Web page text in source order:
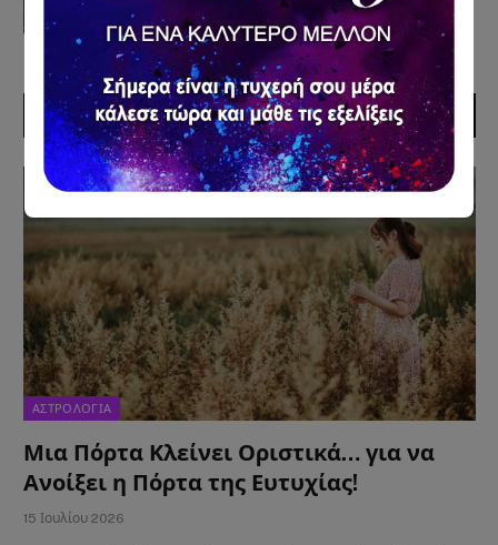
ΠΡΟΣΦΑΤΑ ΑΡΘΡΑ
ΑΣΤΡΟΛΟΓΙΑ
Μια Πόρτα Κλείνει Οριστικά… για να
Ανοίξει η Πόρτα της Ευτυχίας!
15 Ιουλίου 2026